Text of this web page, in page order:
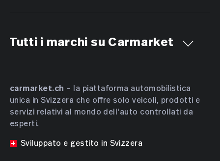
Tutti i marchi su Carmarket
Aston Martin
Audi Bentley BMW
Bucher
Bugatti
BYD Cadillac Chevrolet
Chrysler
Citroën
Cupra Dacia Daewoo
Daihatsu
Farizon
Ferrari Fiat Ford GAC
carmarket.ch – la piattaforma automobilistica
unica in Svizzera che offre solo veicoli, prodotti e
servizi relativi al mondo dell'auto controllati da
esperti.
Sviluppato e gestito in Svizzera